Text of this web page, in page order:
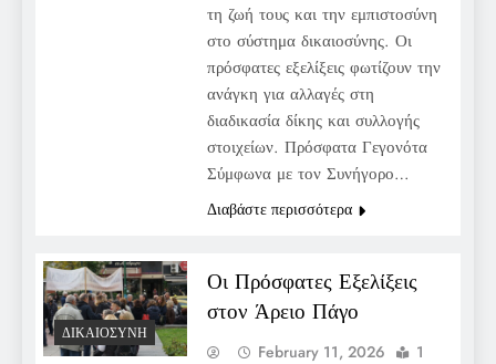
τη ζωή τους και την εμπιστοσύνη
στο σύστημα δικαιοσύνης. Οι
πρόσφατες εξελίξεις φωτίζουν την
ανάγκη για αλλαγές στη
διαδικασία δίκης και συλλογής
στοιχείων. Πρόσφατα Γεγονότα
Σύμφωνα με τον Συνήγορο…
Διαβάστε περισσότερα
ΔΙΚΑΙΟΣΎΝΗ
Οι Πρόσφατες Εξελίξεις
στον Άρειο Πάγο
February 11, 2026
1